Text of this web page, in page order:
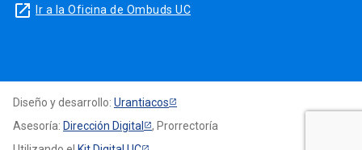
launch Ir a la Oficina de Ombuds UC
Diseño y desarrollo: Urantiacos
Asesoría: Dirección Digital
, Prorrectoría